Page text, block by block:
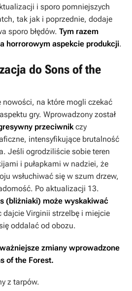
i sporo pomniejszych
tak jak i poprzednie, dodaje
sporo błędów. Tym razem
horrorowym aspekcie produkcji.
do Sons of the
nowości, na które mogli czekać
gry. Wprowadzony został
przeciwnikczy
intensyfikujące brutalność
Jeśli ogrodziliście sobie teren
i pułapkami w nadziei, że
wsłuchiwać się w szum drzew,
Po aktualizacji 13.
(bliżniaki) może wyskakiwać
dajcie Virginii strzelbę i miejcie
oddalać od obozu.
zmiany wprowadzone
of the Forest.
z tarpów.